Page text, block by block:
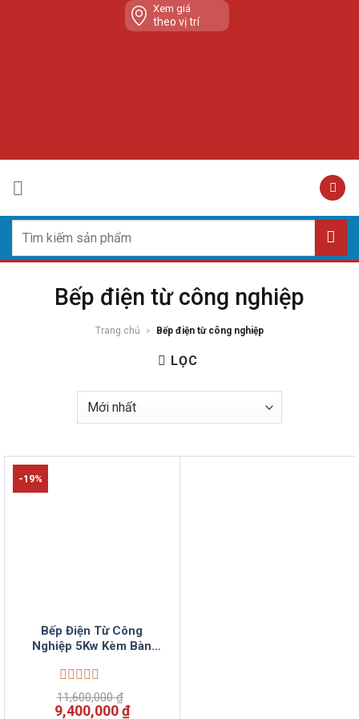
Xem giá
theo vị trí
kiếm:
Bếp điện từ công nghiệp
Trang chủ » Bếp điện từ công nghiệp
LỌC
-19%
Bếp Điện Từ Công
Nghiệp 5Kw Kèm Bàn
Được
xếp
11,600,000₫
Giá
9,400,000₫Giá